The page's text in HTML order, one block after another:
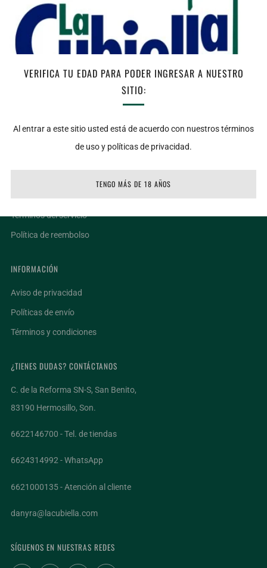
VERIFICA TU EDAD PARA PODER INGRESAR A NUESTRO
SITIO:
Al entrar a este sitio usted está de acuerdo con nuestros términos
de uso y políticas de privacidad.
TENGO MÁS DE 18 AÑOS
¡ÚNETE AL CLUB DE VINO SIN COSTO!
En stock
FacebookTwitter
Términos del servicio
Política de reembolso
INFORMACIÓN
Aviso de privacidad
Políticas de envío
Términos y condiciones
¿TIENES DUDAS? CONTÁCTANOS
C. de la Reforma SN-S, San Benito,
83190 Hermosillo, Son.
6622146700 - Tel. de tiendas
6624314992 - WhatsApp
6621000135 - Atención al cliente
danyra@lacubiella.com
SÍGUENOS EN NUESTRAS REDES